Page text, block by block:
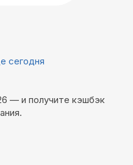
сегодня
— и получите кэшбэк